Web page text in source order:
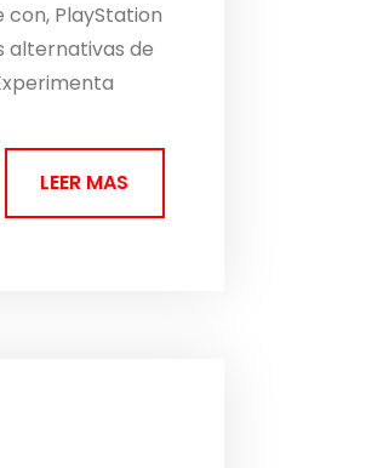
con, PlayStation
alternativas de
LEER MAS